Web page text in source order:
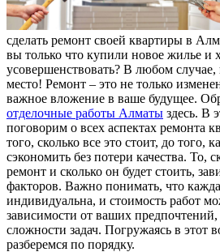
сделать ремонт своей квартиры в
вы только что купили новое жилье и
усовершенствовать? В любом
место! Ремонт – это не только
важное вложение в ваше будущее.
отделочные работы Алматы здесь. В
поговорим о всех аспектах ремонта
того, сколько все это стоит, до того,
сэкономить без потери качества. То,
ремонт и сколько он будет стоить,
факторов. Важно понимать, что
индивидуальна, и стоимость работ
зависимости от ваших
сложности задач. Погружаясь в этот
разберемся по порядку.